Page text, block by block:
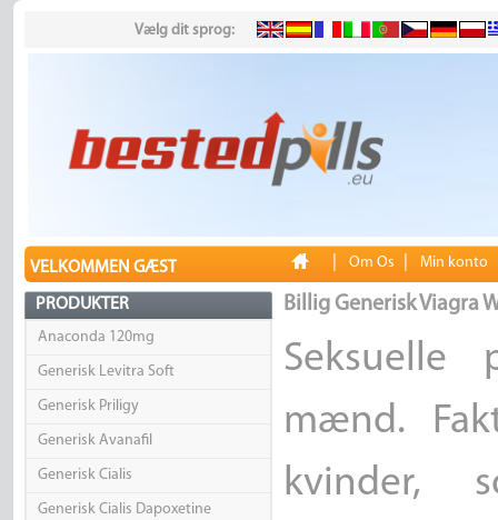
Vælg dit sprog:
VELKOMMEN GÆST Om Os Min konto
PRODUKTER
Anaconda 120mg
Generisk Levitra Soft
Generisk Priligy
Generisk Avanafil
Generisk Cialis
Generisk Cialis Dapoxetine
Billig Generisk Viagra
Seksuelle
mænd.
kvinder,